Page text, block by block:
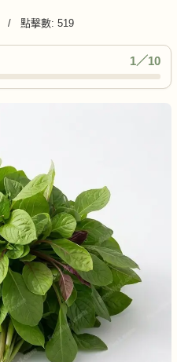
點擊數: 519
1／10